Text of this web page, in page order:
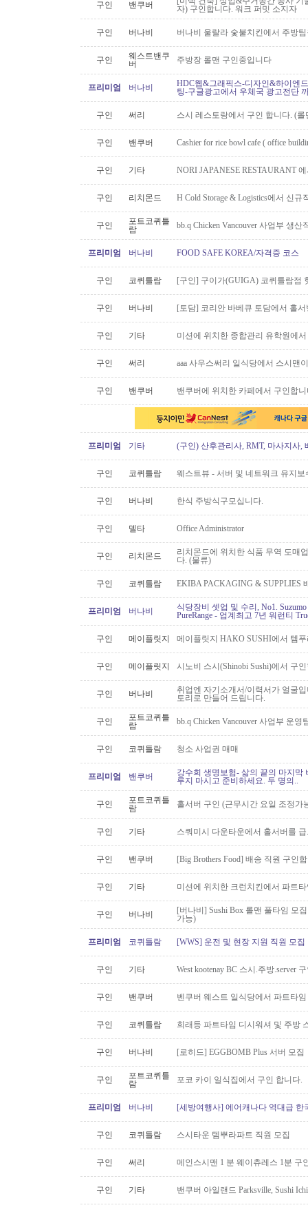
구인 밴쿠버
자) 구인합니다. 워크 퍼밋 소지자
구인 버나비 버나비 울랄라 숯불치킨에서 주방
구인
웨스트밴쿠
버
주방장 롤맨 구인중입니다
프리미엄 버나비
HDC웹&그래픽스-디자인&하이엔
팅-구글광고에서 우체국 광고전단
구인 써리 스시 레스토랑에서 구인 합니다. (롤
구인 밴쿠버 Cashier for rice bowl cafe ( office
구인 기타 NORI JAPANESE RESTAURANT
구인 리치몬드 H Cold Storage & Logistics에서 신규
구인
포트코퀴틀
람
bb.q Chicken Vancouver 사업부 생
프리미엄 버나비 FOOD SAFE KOREA/자격증 코스
구인 코퀴틀람 [구인] 구이가(GUIGA) 코퀴틀람점
구인 버나비 [토담] 코리안 바베큐 토담에서 홀
구인 기타 미션에 위치한 종합관리 유학원에
구인 써리 aaa 사우스써리 일식당에서 스시맨
구인 밴쿠버 밴쿠버에 위치한 카페에서 구인합
프리미엄 기타 (구인) 산후관리사, RMT, 마사지사,
구인 코퀴틀람 웨스트뷰 - 서버 및 네트워크 유지보
구인 버나비 한식 주방식구모십니다.
구인 델타 Office Administrator
구인 리치몬드
리치몬드에 위치한 식품 무역 도매
다. (물류)
구인 코퀴틀람 EKIBA PACKAGING & SUPPLIES
프리미엄 버나비
식당장비 셋업 및 수리, No1.
PureRange - 업계최고 7년 워런티
구인 메이플릿지 메이플릿지 HAKO SUSHI에서 템
구인 메이플릿지 시노비 스시(Shinobi Sushi)에서 구
구인 버나비
취업엔 자기소개서/이력서가 얼굴
토리로 만들어 드립니다.
구인
포트코퀴틀
람
bb.q Chicken Vancouver 사업부 운
구인 코퀴틀람 청소 사업권 매매
프리미엄 밴쿠버
강수희 생명보험- 삶의 끝의 마지막
루지 마시고 준비하세요. 두 명의..
구인
포트코퀴틀
람
홀서버 구인 (근무시간 요일 조정가
구인 기타 스쿼미시 다운타운에서 홀서버를
구인 밴쿠버 [Big Brothers Food] 배송 직원 구인
구인 기타 미션에 위치한 크런치킨에서 파트
구인 버나비
[버나비] Sushi Box 롤맨 풀타임 모
가능)
프리미엄 코퀴틀람 [WWS] 운전 및 현장 지원 직원 모집
구인 기타 West kootenay BC 스시.주방.server
구인 밴쿠버 벤쿠버 웨스트 일식당에서 파트타
구인 코퀴틀람 희래등 파트타임 디시워셔 및 주방
구인 버나비 [로히드] EGGBOMB Plus 서버 모집
구인
포트코퀴틀
람
포코 카이 일식집에서 구인 합니다.
프리미엄 버나비 [세방여행사] 에어캐나다 역대급 한
구인 코퀴틀람 스시타운 템뿌라파트 직원 모집
구인 써리 메인스시맨 1 분 웨이츄레스 1분 구
구인 기타 밴쿠버 아일랜드 Parksville, Sushi